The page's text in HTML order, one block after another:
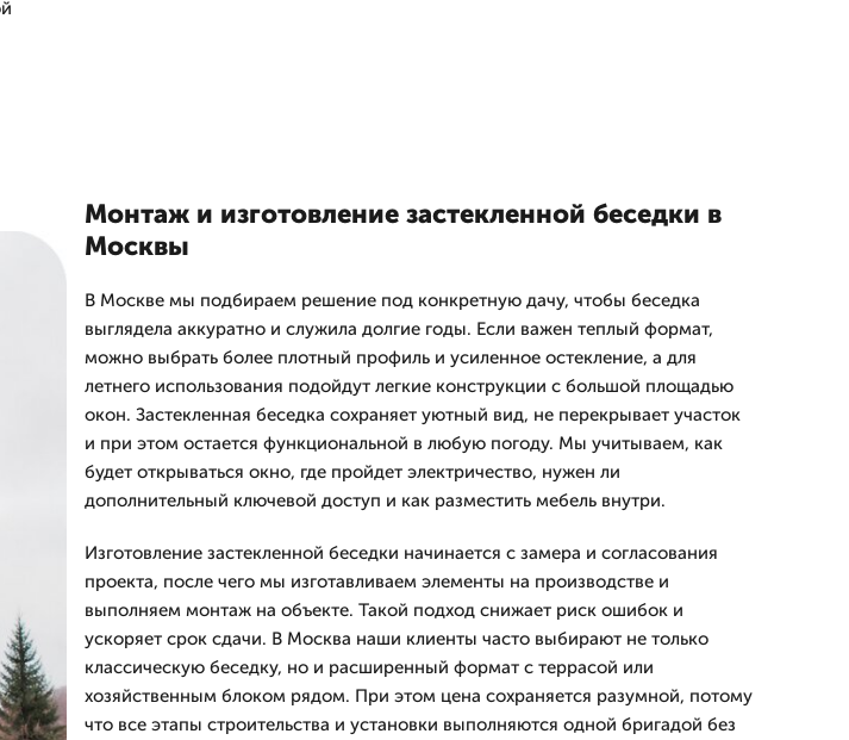
Монтаж и изготовление застекленной беседки в
Москвы
В Москве мы подбираем решение под конкретную дачу, чтобы беседка
выглядела аккуратно и служила долгие годы. Если важен теплый формат,
можно выбрать более плотный профиль и усиленное остекление, а для
летнего использования подойдут легкие конструкции с большой площадью
окон. Застекленная беседка сохраняет уютный вид, не перекрывает участок
и при этом остается функциональной в любую погоду. Мы учитываем, как
будет открываться окно, где пройдет электричество, нужен ли
дополнительный ключевой доступ и как разместить мебель внутри.
Изготовление застекленной беседки начинается с замера и согласования
проекта, после чего мы изготавливаем элементы на производстве и
выполняем монтаж на объекте. Такой подход снижает риск ошибок и
ускоряет срок сдачи. В Москва наши клиенты часто выбирают не только
классическую беседку, но и расширенный формат с террасой или
хозяйственным блоком рядом. При этом цена сохраняется разумной, потому
что все этапы строительства и установки выполняются одной бригадой без